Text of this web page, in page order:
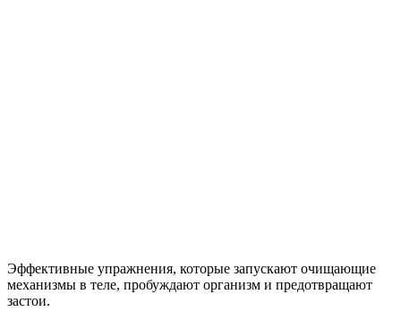
Эффективные упражнения, которые запускают очищающие
механизмы в теле, пробуждают организм и предотвращают
застои.